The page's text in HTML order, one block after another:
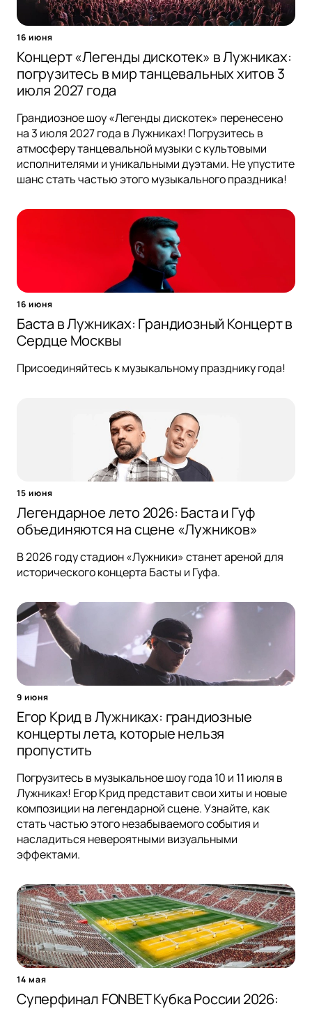
16 июня
Концерт «Легенды дискотек» в Лужниках:
погрузитесь в мир танцевальных хитов 3
июля 2027 года
Грандиозное шоу «Легенды дискотек» перенесено
на 3 июля 2027 года в Лужниках! Погрузитесь в
атмосферу танцевальной музыки с культовыми
исполнителями и уникальными дуэтами. Не упустите
шанс стать частью этого музыкального праздника!
16 июня
Баста в Лужниках: Грандиозный Концерт в
Сердце Москвы
Присоединяйтесь к музыкальному празднику года!
15 июня
Легендарное лето 2026: Баста и Гуф
объединяются на сцене «Лужников»
В 2026 году стадион «Лужники» станет ареной для
исторического концерта Басты и Гуфа.
9 июня
Егор Крид в Лужниках: грандиозные
концерты лета, которые нельзя
пропустить
Погрузитесь в музыкальное шоу года 10 и 11 июля в
Лужниках! Егор Крид представит свои хиты и новые
композиции на легендарной сцене. Узнайте, как
стать частью этого незабываемого события и
насладиться невероятными визуальными
эффектами.
14 мая
Суперфинал FONBET Кубка России 2026: